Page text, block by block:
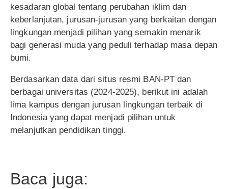
kesadaran global tentang perubahan iklim dan
keberlanjutan, jurusan-jurusan yang berkaitan dengan
lingkungan menjadi pilihan yang semakin menarik
bagi generasi muda yang peduli terhadap masa depan
bumi.
Berdasarkan data dari situs resmi BAN-PT dan
berbagai universitas (2024-2025), berikut ini adalah
lima kampus dengan jurusan lingkungan terbaik di
Indonesia yang dapat menjadi pilihan untuk
melanjutkan pendidikan tinggi.
Baca juga: